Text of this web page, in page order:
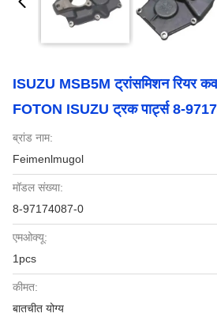
ISUZU MSB5M ट्रांसमिशन रियर
FOTON ISUZU ट्रक पार्ट्स 8-
ब्रांड नाम:
Feimenlmugol
मॉडल संख्या:
8-97174087-0
एमओक्यू:
1pcs
कीमत:
बातचीत योग्य